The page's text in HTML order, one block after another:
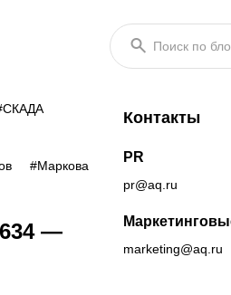
Поиск по
#Маркова
—
Контакты
PR
pr@aq.ru
marketing@aq.ru